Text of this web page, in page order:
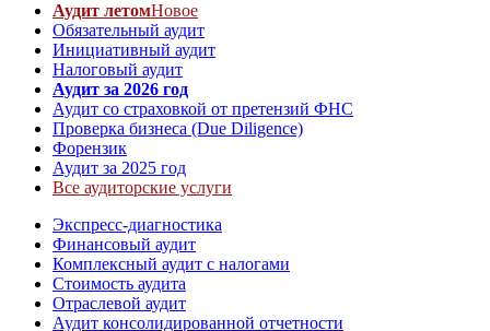
Аудит летомНовое
Обязательный аудит
Инициативный аудит
Налоговый аудит
Аудит за 2026 год
Аудит со страховкой от претензий ФНС
Проверка бизнеса (Due Diligence)
Форензик
Аудит за 2025 год
Все аудиторские услуги
Экспресс-диагностика
Финансовый аудит
Комплексный аудит с налогами
Стоимость аудита
Отраслевой аудит
Аудит консолидированной отчетности